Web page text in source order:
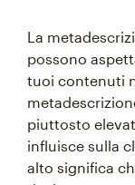
La
possono
tuoi contenuti
piuttosto
influisce sulla
alto significa